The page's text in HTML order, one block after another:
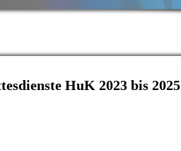
HuK 2023 bis 2025